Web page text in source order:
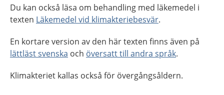
Du kan också läsa om behandling med läkemedel i
texten Läkemedel vid klimakteriebesvär.
En kortare version av den här texten finns även på
lättläst svenska och översatt till andra språk.
Klimakteriet kallas också för övergångsåldern.